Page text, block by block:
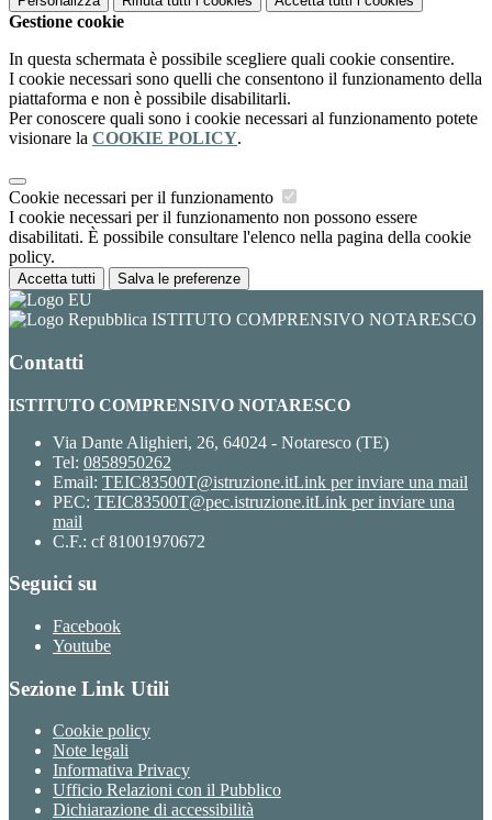
Gestione cookie
In questa schermata è possibile scegliere quali cookie consentire.
I cookie necessari sono quelli che consentono il funzionamento della
piattaforma e non è possibile disabilitarli.
Per conoscere quali sono i cookie necessari al funzionamento potete
visionare la COOKIE POLICY.
Cookie necessari per il funzionamento
I cookie necessari per il funzionamento non possono essere
disabilitati. È possibile consultare l'elenco nella pagina della cookie
policy.
Accetta tutti Salva le preferenze
ISTITUTO COMPRENSIVO NOTARESCO
Contatti
ISTITUTO COMPRENSIVO NOTARESCO
Via Dante Alighieri, 26, 64024 - Notaresco (TE)
Tel: 0858950262
Email: TEIC83500T@istruzione.itLink per inviare una mail
PEC: TEIC83500T@pec.istruzione.itLink per inviare una
mail
C.F.: cf 81001970672
Seguici su
Facebook
Youtube
Sezione Link Utili
Cookie policy
Note legali
Informativa Privacy
Ufficio Relazioni con il Pubblico
Dichiarazione di accessibilità